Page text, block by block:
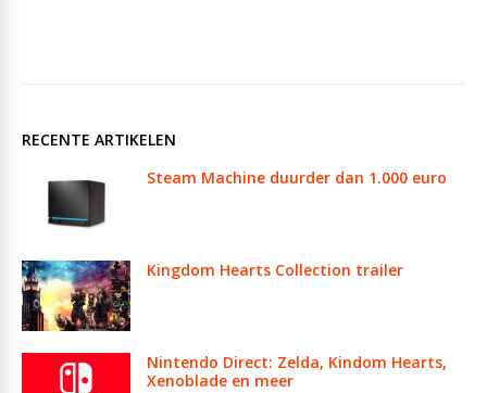
RECENTE ARTIKELEN
Steam Machine duurder dan 1.000 euro
Kingdom Hearts Collection trailer
Nintendo Direct: Zelda, Kindom Hearts,
Xenoblade en meer